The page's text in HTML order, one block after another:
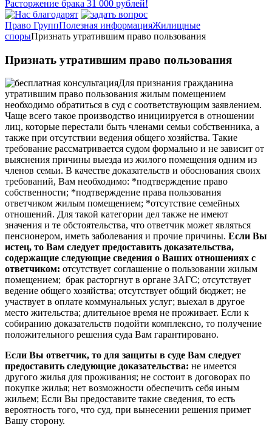
Расторжение брака 31 000 рублей!
Право ГруппПолезная информацияЖилищные
спорыПризнать утратившим право пользования
Признать утратившим право пользования
Для признания гражданина
утратившим право пользования жилым помещением
необходимо обратиться в суд с соответствующим заявлением.
Чаще всего такое производство инициируется в отношении
лиц, которые перестали быть членами семьи собственника, а
также при отсутствии ведения общего хозяйства. Такие
требование рассматривается судом формально и не зависит от
выяснения причины выезда из жилого помещения одним из
членов семьи. В качестве доказательств и обоснования своих
требований, Вам необходимо: *подтверждение право
собственности; *подтверждение права пользования
ответчиком жилым помещением; *отсутствие семейных
отношений. Для такой категории дел также не имеют
значения и те обстоятельства, что ответчик может являться
пенсионером, иметь заболевания и прочие причины. Если Вы
истец, то Вам следует предоставить доказательства,
содержащие следующие сведения о Ваших отношениях с
ответчиком: отсутствует соглашение о пользовании жилым
помещением; брак расторгнут в органе ЗАГС; отсутствует
ведение общего хозяйства; отсутствует общий бюджет; не
участвует в оплате коммунальных услуг; выехал в другое
место жительства; длительное время не проживает. Если к
собиранию доказательств подойти комплексно, то получение
положительного решения суда Вам гарантировано.
Если Вы ответчик, то для защиты в суде Вам следует
предоставить следующие доказательства: не имеется
другого жилья для проживания; не состоит в договорах по
покупке жилья; нет возможности обеспечить себя иным
жильем; Если Вы предоставите такие сведения, то есть
вероятность того, что суд, при вынесении решения примет
Вашу сторону.